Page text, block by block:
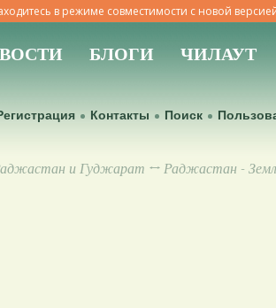
в режиме совместимости с новой
БЛОГИ ЧИЛАУТ
Контакты Поиск
и Гуджарат ↔ Раджастан -